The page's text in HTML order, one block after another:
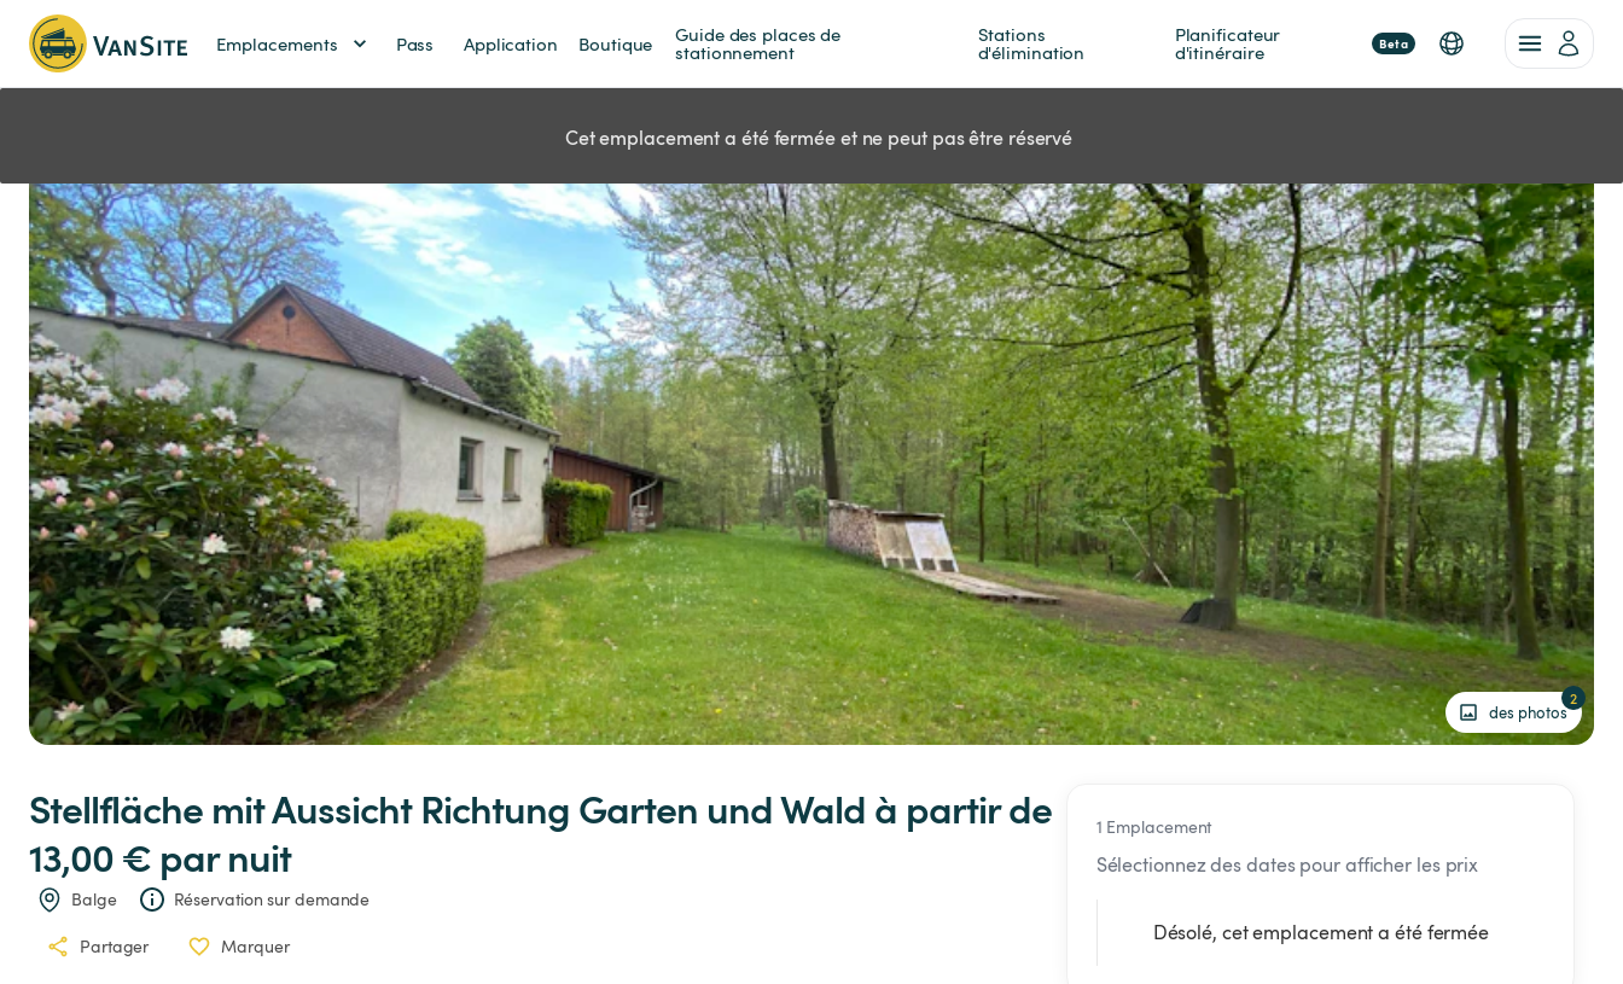
Emplacements Pass Application Boutique Guide des places de
stationnement
Stations
d'élimination
Planificateur
d'itinéraire Beta
Cet emplacement a été fermée et ne peut pas être réservé
des photos
2
Stellfläche mitAussicht Richtung Garten undWald à partir de
13,00 € par nuit
Balge Réservation sur demande
Partager Marquer
1 Emplacement
Sélectionnez des dates pour afficher les prix
Désolé, cet emplacement a été fermée